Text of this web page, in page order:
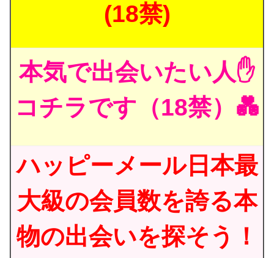
(18禁)
本気で出会いたい人✋
コチラです（18禁）💑
ハッピーメール日本最
大級の会員数を誇る本
物の出会いを探そう！